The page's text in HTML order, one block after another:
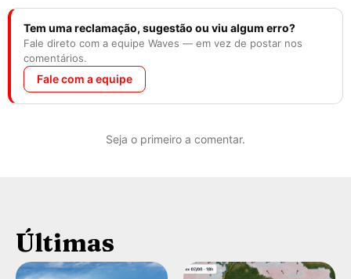
Tem uma reclamação, sugestão ou viu algum erro?
Fale direto com a equipe Waves — em vez de postar nos
comentários.
Fale com a equipe
Seja o primeiro a comentar.
Últimas